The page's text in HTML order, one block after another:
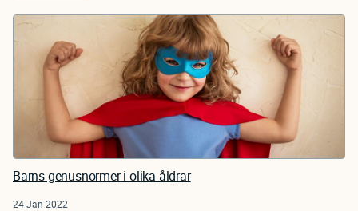
Barns genusnormer i olika åldrar
24 Jan 2022